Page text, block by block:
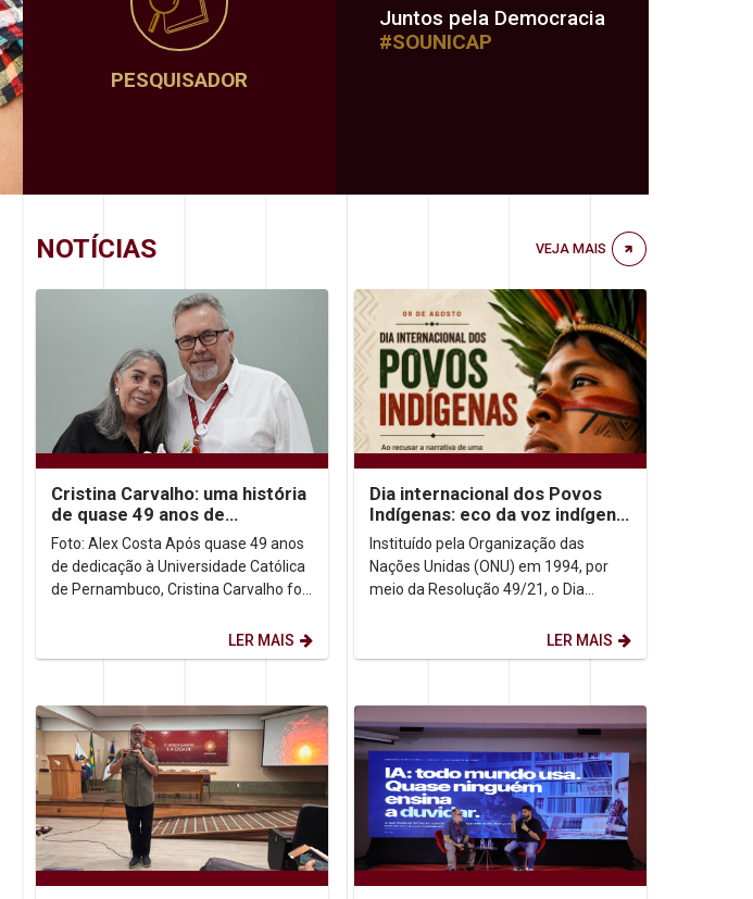
PESQUISADOR
Juntos pela Democracia
#SOUNICAP
NOTÍCIAS VEJA MAIS
Cristina Carvalho: uma história
de quase 49 anos de
dedicação à Unicap
Foto: Alex Costa Após quase 49 anos
de dedicação à Universidade Católica
de Pernambuco, Cristina Carvalho foi
LER MAIS
Dia internacional dos Povos
Indígenas: eco da voz indígena
no contexto urbano
Instituído pela Organização das
Nações Unidas (ONU) em 1994, por
meio da Resolução 49/21, o Dia
de agosto) firma-se como...LER MAIS